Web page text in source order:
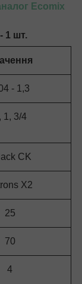
Ecomix
- 1 шт.
- 1,3
1, 3/4
CK
X2
25
70
4